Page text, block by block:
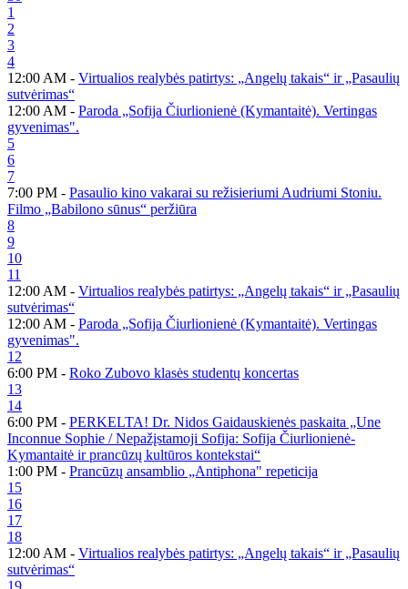
1
2
3
4
12:00 AM - Virtualios realybės patirtys: „Angelų takais“ ir „Pasaulių
sutvėrimas“
12:00 AM - Paroda „Sofija Čiurlionienė (Kymantaitė). Vertingas
gyvenimas".
5
6
7
7:00 PM - Pasaulio kino vakarai su režisieriumi Audriumi Stoniu.
Filmo „Babilono sūnus“ peržiūra
8
9
10
11
12:00 AM - Virtualios realybės patirtys: „Angelų takais“ ir „Pasaulių
sutvėrimas“
12:00 AM - Paroda „Sofija Čiurlionienė (Kymantaitė). Vertingas
gyvenimas".
12
6:00 PM - Roko Zubovo klasės studentų koncertas
13
14
6:00 PM - PERKELTA! Dr. Nidos Gaidauskienės paskaita „Une
Inconnue Sophie / Nepažįstamoji Sofija: Sofija Čiurlionienė-
Kymantaitė ir prancūzų kultūros kontekstai“
1:00 PM - Prancūzų ansamblio „Antiphona" repeticija
15
16
17
18
12:00 AM - Virtualios realybės patirtys: „Angelų takais“ ir „Pasaulių
sutvėrimas“
19